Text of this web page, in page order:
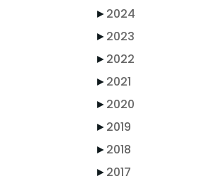
►2024
►2023
►2022
►2021
►2020
►2019
►2018
►2017